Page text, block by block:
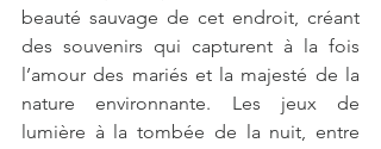
beauté sauvage de cet endroit, créant
des souvenirs qui capturent à la fois
l’amour des mariés et la majesté de la
nature environnante. Les jeux de
lumière à la tombée de la nuit, entre